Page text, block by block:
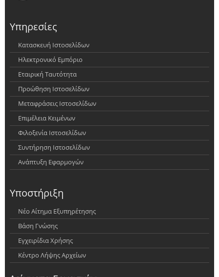
Υπηρεσίες
Κατασκευή Ιστοσελίδων
Ηλεκτρονικό Εμπόριο
Εταιρική Ταυτότητα
Προώθηση Ιστοσελίδων
Μεταφράσεις Ιστοσελίδων
Επιμέλεια Κειμένων
Φιλοξενία Ιστοσελίδων
Συντήρηση Ιστοσελίδων
Ανάπτυξη Εφαρμογών
Υποστήριξη
Νέο Αίτημα Εξυπηρέτησης
Βάση Γνώσης
Εγχειρίδια Χρήσης
Κέντρο Λήψης Αρχείων